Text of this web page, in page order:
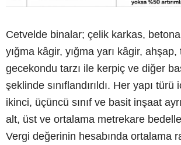
Cetvelde binalar; çelik karkas,
yığma kâgir, yığma yarı kâgir, ahşap,
gecekondu tarzı ile kerpiç ve diğer
şeklinde sınıflandırıldı. Her yapı
ikinci, üçüncü sınıf ve basit inşaat
alt, üst ve ortalama metrekare
Vergi değerinin hesabında ortalama